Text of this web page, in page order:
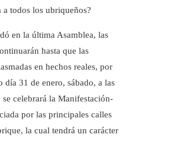
a todos los ubriqueños?
en la última Asamblea, las
hasta que las
en hechos reales, por
31 de enero, sábado, a las
se celebrará la Manifestación-
por las principales calles
la cual tendrá un carácter